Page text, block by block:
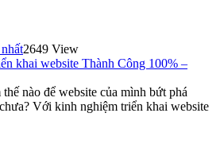
2649 View
khai website Thành Công 100% –
nào để website của mình bứt phá
Với kinh nghiệm triển khai website